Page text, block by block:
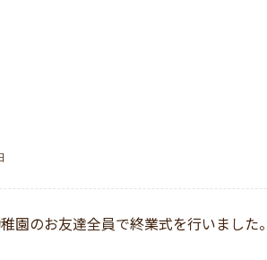
園のお友達全員で終業式を行いました。